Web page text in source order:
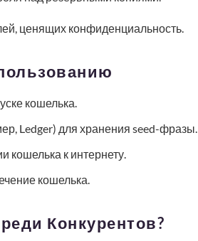
ценящих конфиденциальность.
кошелька.
Ledger) для хранения seed-фразы.
кошелька к интернету.
кошелька.
Конкурентов?